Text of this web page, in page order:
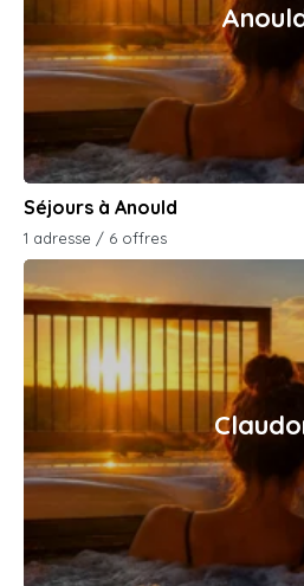
Séjours à Anould
1 adresse / 6 offres